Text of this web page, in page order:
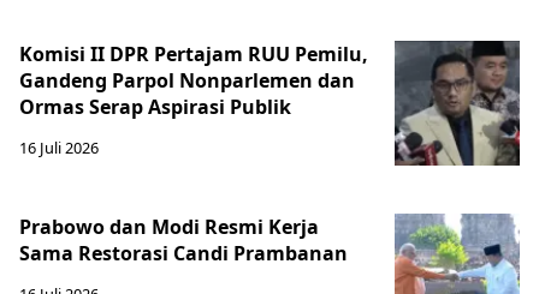
Komisi II DPR Pertajam RUU Pemilu,
Gandeng Parpol Nonparlemen dan
Ormas Serap Aspirasi Publik
16 Juli 2026
Prabowo dan Modi Resmi Kerja
Sama Restorasi Candi Prambanan